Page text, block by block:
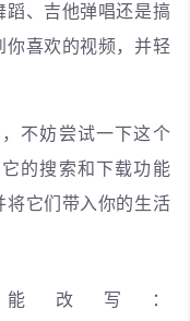
、吉他弹唱还是搞
喜欢的视频，并轻
不妨尝试一下这个
的搜索和下载功能
将它们带入你的生活
改写：